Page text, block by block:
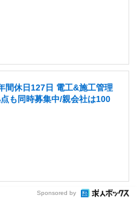
間休日127日 電工&施工管理
も同時募集中/親会社は100
Sponsored by